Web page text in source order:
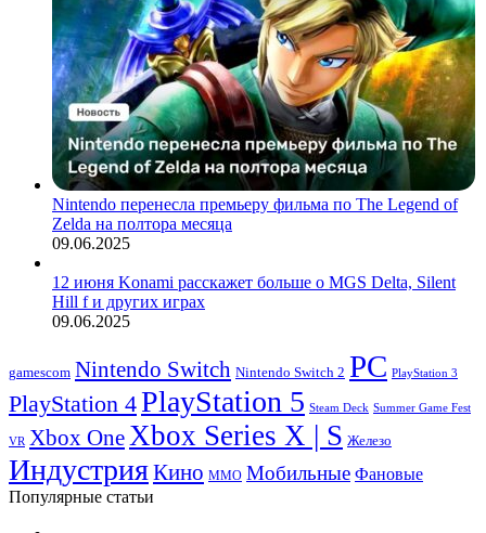
Nintendo перенесла премьеру фильма по The Legend of
Zelda на полтора месяца
09.06.2025
12 июня Konami расскажет больше о MGS Delta, Silent
Hill f и других играх
09.06.2025
gamescom Nintendo Switch Nintendo Switch 2 PC PlayStation 3
PlayStation 4PlayStation 5 Steam Deck Summer Game Fest
VR Xbox OneXbox Series X | S Железо
ИндустрияКино ММО Мобильные Фановые
Популярные статьи